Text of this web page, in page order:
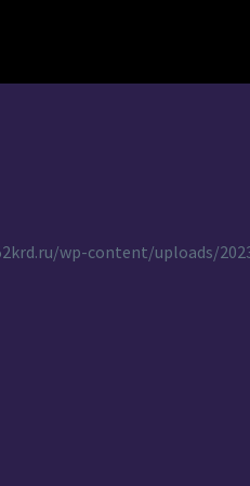
wp-content/uploads/